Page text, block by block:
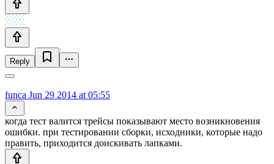
Reply
funca Jun 29 2014 at 05:55
когда тест валится трейсы показывают место возникновения
ошибки. при тестировании сборки, исходники, которые надо
править, приходится доискивать лапками.